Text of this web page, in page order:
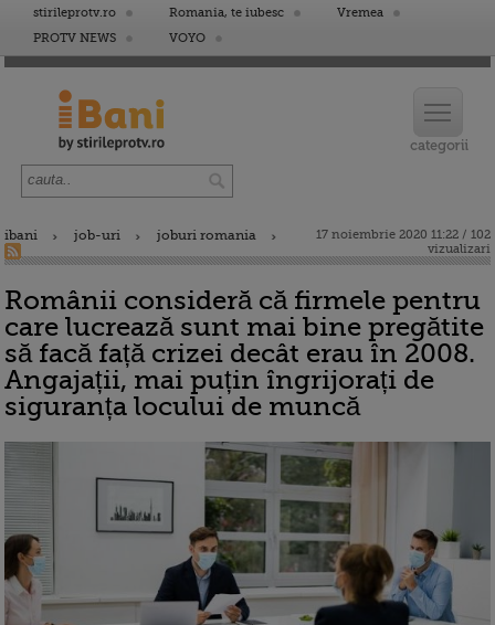
stirileprotv.ro Romania, te iubesc
Vremea
PROTV NEWS
VOYO
ibani job-uri joburi romania
17 noiembrie 2020 11:22 / 102
vizualizari
Românii consideră că firmele pentru
care lucrează sunt mai bine pregătite
să facă față crizei decât erau în 2008.
Angajații, mai puțin îngrijorați de
siguranța locului de muncă